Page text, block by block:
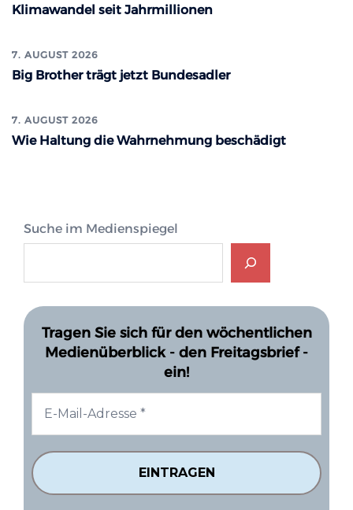
Klimawandel seit Jahrmillionen
7. AUGUST 2026
Big Brother trägt jetzt Bundesadler
7. AUGUST 2026
Wie Haltung die Wahrnehmung beschädigt
Suche im Medienspiegel
Tragen Sie sich für den wöchentlichen
Medienüberblick - den Freitagsbrief -
ein!